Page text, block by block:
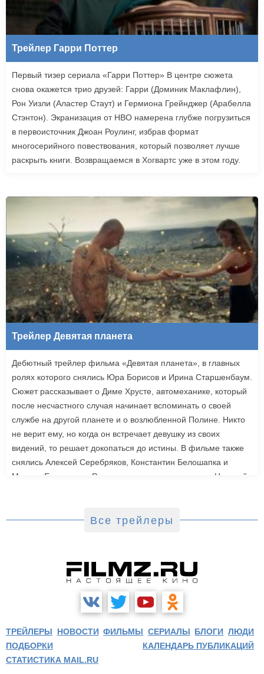
Трейлер Гарри Поттер
Первый тизер сериала «Гарри Поттер» В центре сюжета
снова окажется трио друзей: Гарри (Доминик Маклафлин),
Рон Уизли (Аластер Стаут) и Гермиона Грейнджер (Арабелла
Стэнтон). Экранизация от HBO намерена глубже погрузиться
в первоисточник Джоан Роулинг, избрав формат
многосерийного повествования, который позволяет лучше
раскрыть книги. Возвращаемся в Хогвартс уже в этом году.
Трейлер Девятая планета
Дебютный трейлер фильма «Девятая планета», в главных
ролях которого снялись Юра Борисов и Ирина Старшенбаум.
Сюжет рассказывает о Диме Хрусте, автомеханике, который
после несчастного случая начинает вспоминать о своей
службе на другой планете и о возлюбленной Полине. Никто
не верит ему, но когда он встречает девушку из своих
видений, то решает докопаться до истины. В фильме также
снялись Алексей Серебряков, Константин Белошапка и
Максим Емельянов. Режиссером картины выступил Николай
Все трейлеры
ТРЕЙЛЕРЫ НОВОСТИ ФИЛЬМЫ СЕРИАЛЫ БЛОГИ ЛЮДИ
ПОДБОРКИ
КАЛЕНДАРЬ ПУБЛИКАЦИЙ
СТАТИСТИКА MAIL.RU